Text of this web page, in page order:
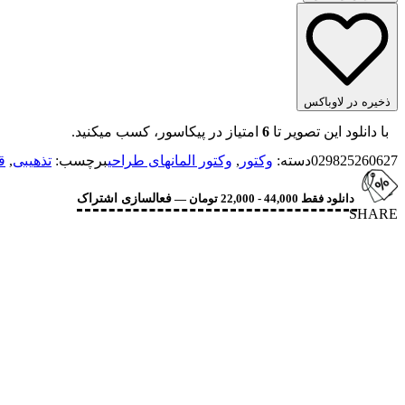
ذخیره در لاوباکس
با دانلود این تصویر تا 6 امتیاز در پیکاسور، کسب میکنید.
029825260627دسته: وکتور , وکتور المانهای طراحیبرچسب: تذهیبی,
دانلود فقط 44,000 - 22,000 تومان — فعالسازی اشتراک
SHARE